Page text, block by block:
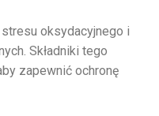
oksydacyjnego i
Składniki tego
zapewnić ochronę